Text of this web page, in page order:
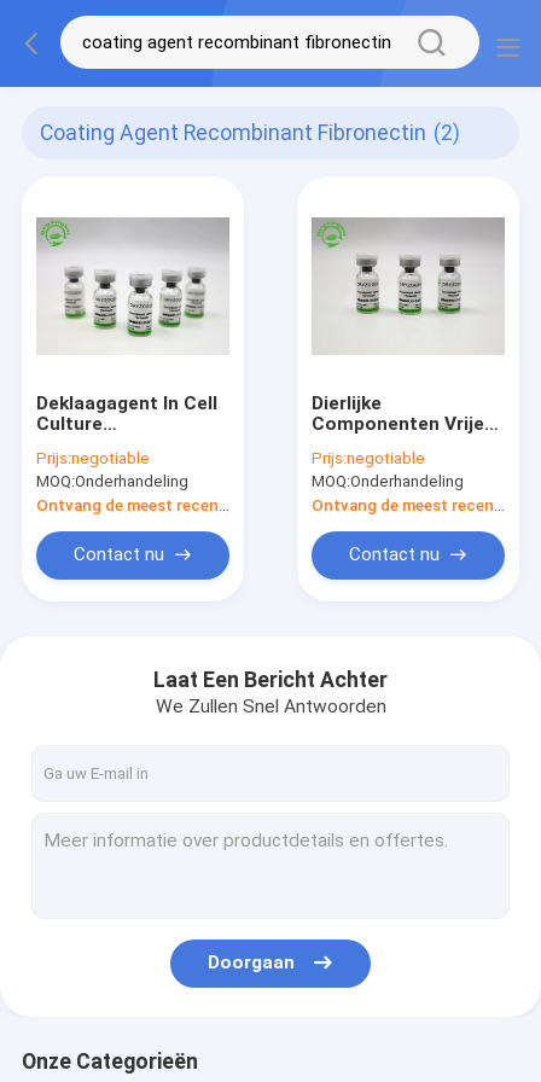
Coating Agent Recombinant Fibronectin (2)
Deklaagagent In Cell
Culture
Fibronectin van Wit
Gevriesdroogd
Poeder OsrhFN
Prijs:negotiable
MOQ:Onderhandeling
Contact nu
Dierlijke
Componenten Vrije
Recombinante
Fibronectin F-N van
Sativa Oryza
Prijs:negotiable
MOQ:Onderhandeling
Contact nu
Laat Een Bericht Achter
We Zullen Snel Antwoorden
Doorgaan
Onze Categorieën